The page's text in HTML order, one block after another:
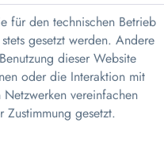
für den technischen Betrieb
gesetzt werden. Andere
dieser Website
oder die Interaktion mit
vereinfachen
gesetzt.